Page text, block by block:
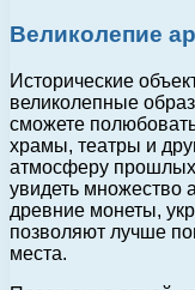
Великолепие
Исторические
великолепные
сможете
храмы, театры и
атмосферу прошлых
увидеть множество
древние монеты,
позволяют лучше
места.